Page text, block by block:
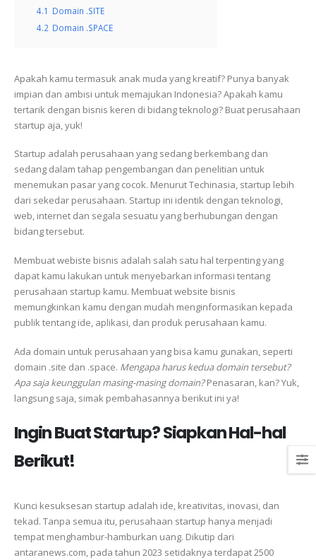
4.1 Domain .SITE
4.2 Domain .SPACE
Apakah kamu termasuk anak muda yang kreatif? Punya banyak
impian dan ambisi untuk memajukan Indonesia? Apakah kamu
tertarik dengan bisnis keren di bidang teknologi? Buat perusahaan
startup aja, yuk!
Startup adalah perusahaan yang sedang berkembang dan
sedang dalam tahap pengembangan dan penelitian untuk
menemukan pasar yang cocok. Menurut Techinasia, startup lebih
dari sekedar perusahaan. Startup ini identik dengan teknologi,
web, internet dan segala sesuatu yang berhubungan dengan
bidang tersebut.
Membuat webiste bisnis adalah salah satu hal terpenting yang
dapat kamu lakukan untuk menyebarkan informasi tentang
perusahaan startup kamu. Membuat website bisnis
memungkinkan kamu dengan mudah menginformasikan kepada
publik tentang ide, aplikasi, dan produk perusahaan kamu.
Ada domain untuk perusahaan yang bisa kamu gunakan, seperti
domain .site dan .space. Mengapa harus kedua domain tersebut?
Apa saja keunggulan masing-masing domain?Penasaran, kan? Yuk,
langsung saja, simak pembahasannya berikut ini ya!
Ingin Buat Startup? Siapkan Hal-hal
Berikut!
Kunci kesuksesan startup adalah ide, kreativitas, inovasi, dan
tekad. Tanpa semua itu, perusahaan startup hanya menjadi
tempat menghambur-hamburkan uang. Dikutip dari
antaranews.com, pada tahun 2023 setidaknya terdapat 2500